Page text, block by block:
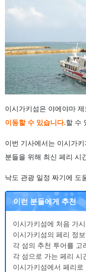
4.1당일치기로도 충
48시간 전 날씨
4.5돌아오는 페리와
5이시가키섬에서 출발
6요약
이시가키섬은 야에야마
이동할 수 있습니다.할 수
이번 기사에서는 이시가
분들을 위해 최신 페리 시
낙도 관광 일정 짜기에 도
이런 분들에게 추천
이시가키섬에 처음 가
이시가키섬의 페리 정
각 섬의 추천 투어를 고
각 섬으로 가는 페리 시
이시가키섬에서 페리